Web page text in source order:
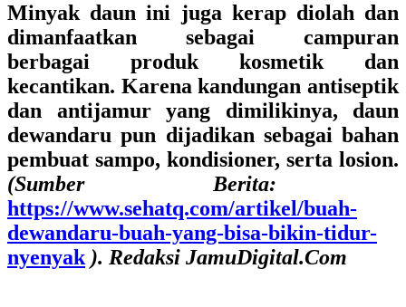
Minyak daun ini juga kerap diolah dan
dimanfaatkan sebagai campuran
berbagai produk kosmetik dan
kecantikan. Karena kandungan antiseptik
dan antijamur yang dimilikinya, daun
dewandaru pun dijadikan sebagai bahan
pembuat sampo, kondisioner, serta losion.
(Sumber Berita:
https://www.sehatq.com/artikel/buah-
dewandaru-buah-yang-bisa-bikin-tidur-
nyenyak ). Redaksi JamuDigital.Com